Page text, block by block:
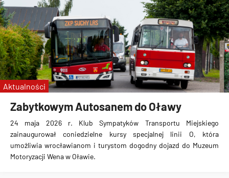
Zabytkowym Autosanem do Oławy
24 maja 2026 r. Klub Sympatyków Transportu Miejskiego
zainaugurował coniedzielne kursy specjalnej linii O, która
umożliwia wrocławianom i turystom dogodny dojazd do Muzeum
Motoryzacji Wena w Oławie.
Aktualności